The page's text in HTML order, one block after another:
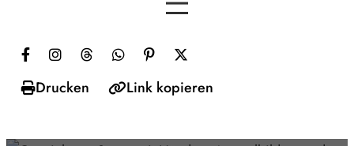

Drucken Link kopieren